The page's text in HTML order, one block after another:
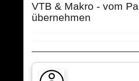
VTB & Makro - vom
übernehmen